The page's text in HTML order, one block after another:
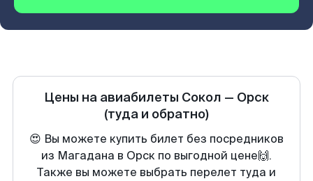
Цены на авиабилеты Сокол — Орск
(туда и обратно)
😍 Вы можете купить билет без посредников
из Магадана в Орск по выгодной цене🙌.
Также вы можете выбрать перелет туда и